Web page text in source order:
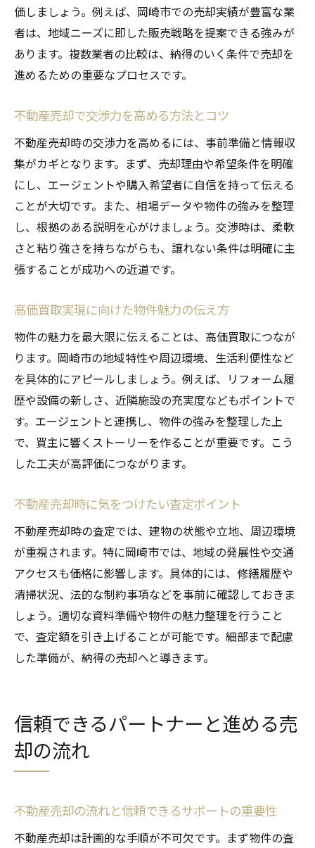
価しましょう。例えば、岡崎市での売却実績が豊富な業
者は、地域ニーズに即した販売戦略を提案できる強みが
あります。複数業者の比較は、納得のいく条件で売却を
進めるための重要なプロセスです。
不動産売却で交渉力を高める方法とコツ
不動産売却時の交渉力を高めるには、事前準備と情報収
集がカギとなります。まず、売却理由や希望条件を明確
にし、エージェントや購入希望者に自信を持って伝える
ことが大切です。また、相場データや物件の強みを整理
し、根拠のある説明を心がけましょう。交渉時は、柔軟
さと粘り強さを持ちながらも、譲れない条件は明確に主
張することが成功への近道です。
高価買取実現に向けた物件魅力の伝え方
物件の魅力を最大限に伝えることは、高価買取につなが
ります。岡崎市の地域特性や周辺環境、生活利便性など
を具体的にアピールしましょう。例えば、リフォーム履
歴や設備の新しさ、近隣施設の充実度などもポイントで
す。エージェントと連携し、物件の強みを整理した上
で、買主に響くストーリーを作ることが重要です。こう
した工夫が高評価につながります。
不動産売却時に気をつけたい査定ポイント
不動産売却時の査定では、建物の状態や立地、周辺環境
が重視されます。特に岡崎市では、地域の発展性や交通
アクセスも価格に影響します。具体的には、修繕履歴や
清掃状況、法的な制約事項などを事前に確認しておきま
しょう。適切な資料準備や物件の魅力整理を行うこと
で、査定額を引き上げることが可能です。細部まで配慮
した準備が、納得の売却へと導きます。
信頼できるパートナーと進める売
却の流れ
不動産売却の流れと信頼できるサポートの重要性
不動産売却は計画的な手順が不可欠です。まず物件の査